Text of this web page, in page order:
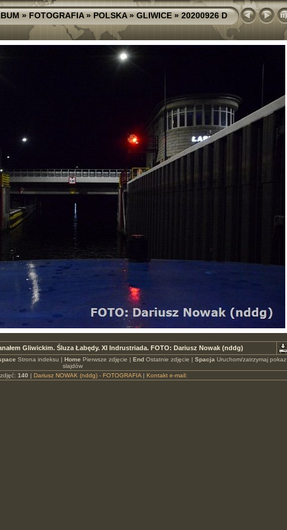
»FOTOGRAFIA»POLSKA»GLIWICE»20200926 D
Gliwickim. Śluza Łabędy. XI Indrustriada. FOTO: Dariusz Nowak (nddg)
Strona indeksu | Home Pierwsze zdjęcie | EndOstatnie zdjęcie | Spacja Uruchom/zatrzymaj pokaz
slajdów
140 | Dariusz NOWAK (nddg) - FOTOGRAFIA| Kontakt e-mail: